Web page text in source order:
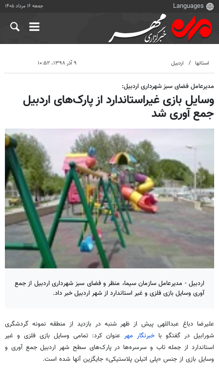
جمعه ۱۶ مرداد ۱۴۰۵
استانها اردبیل ۹ آذر ۱۳۹۸، ۱۰:۵۲
مدیرعامل فضای سبز شهرداری اردبیل:
وسایل بازی غیراستاندارد از پارک‌های اردبیل
جمع آوری شد
اردبیل - مدیرعامل سازمان سیما، منظر و فضای سبز شهرداری اردبیل از جمع
آوری وسایل بازی فلزی و غیر استاندارد از شهر اردبیل خبر داد.
علیرضا دباغ‌ عبداللهی پیش از ظهر شنبه در بازدید از منطقه نمونه گردشگری
شورابیل در گفتگو با خبرنگار مهر عنوان کرد: تمامی وسایل بازی فلزی و غیر
استاندارد از جمله تاب و سرسره‌ها در پارک‌های سطح شهر اردبیل جمع آوری و
وسایل بازی از جنس «پلی اتیلن پلاستیکی» جایگزین آنها شده است.